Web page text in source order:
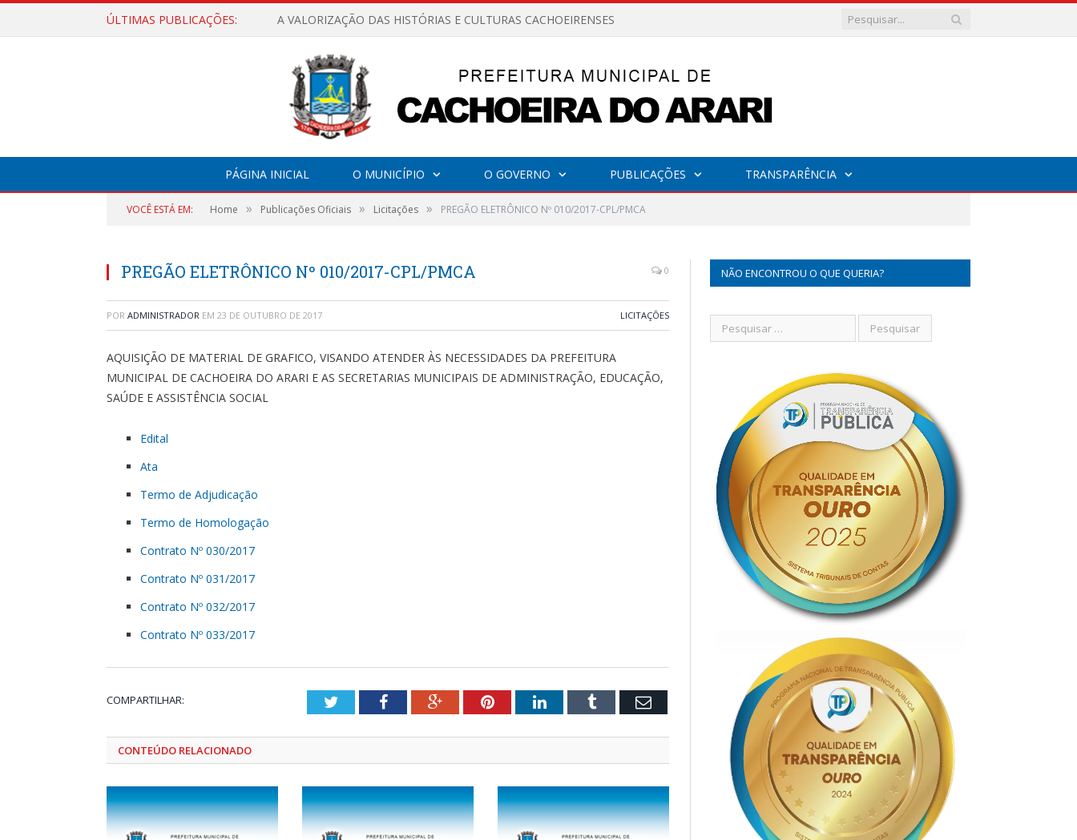
ÚLTIMAS PUBLICAÇÕES: A VALORIZAÇÃO DAS HISTÓRIAS E CULTURAS CACHOEIRENSES
PÁGINA INICIAL O MUNICÍPIO O GOVERNO PUBLICAÇÕES TRANSPARÊNCIA
VOCÊ ESTÁ EM: Home » Publicações Oficiais » Licitações » PREGÃO ELETRÔNICO Nº 010/2017-CPL/PMCA
PREGÃO ELETRÔNICO Nº 010/2017-CPL/PMCA 0
POR ADMINISTRADOR EM 23 DE OUTUBRO DE 2017 LICITAÇÕES
AQUISIÇÃO DE MATERIAL DE GRAFICO, VISANDO ATENDER ÀS NECESSIDADES DA PREFEITURA
MUNICIPAL DE CACHOEIRA DO ARARI E AS SECRETARIAS MUNICIPAIS DE ADMINISTRAÇÃO, EDUCAÇÃO,
SAÚDE E ASSISTÊNCIA SOCIAL
Edital
Ata
Termo de Adjudicação
Termo de Homologação
Contrato Nº 030/2017
Contrato Nº 031/2017
Contrato Nº 032/2017
Contrato Nº 033/2017
COMPARTILHAR: TwitterFacebookGoogle+PinterestLinkedInTumblr Email
CONTEÚDO RELACIONADO
NÃO ENCONTROU O QUE QUERIA?